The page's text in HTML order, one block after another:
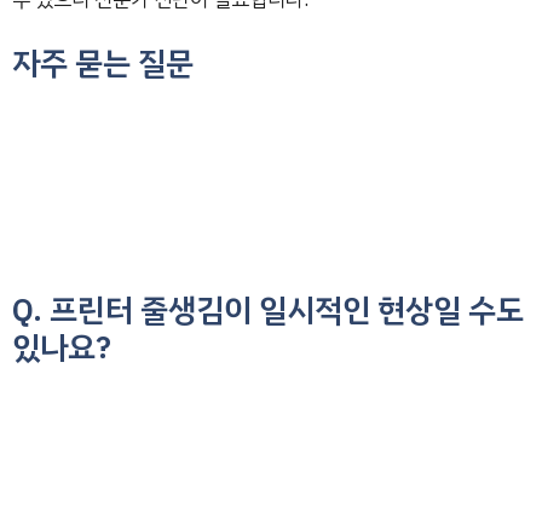
자주 묻는 질문
Q. 프린터 줄생김이 일시적인 현상일 수도
있나요?